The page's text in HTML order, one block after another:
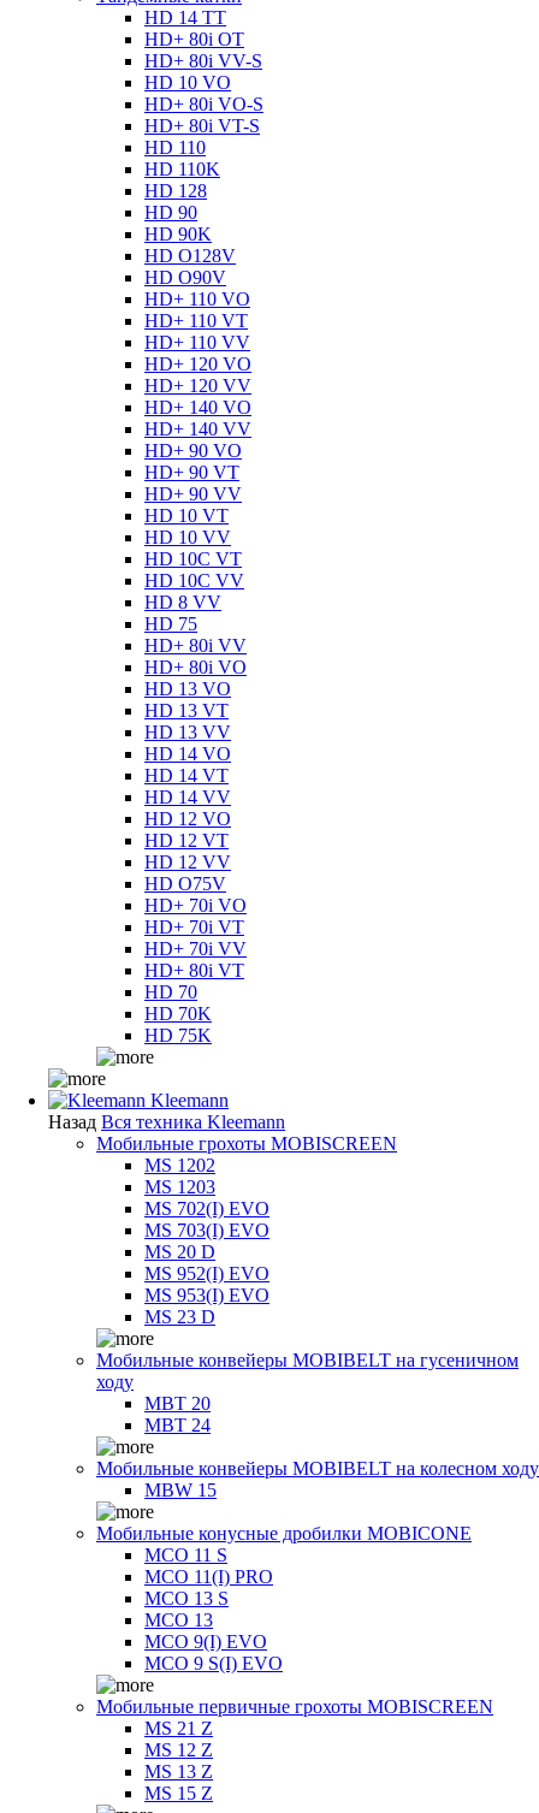
HD 14 TT
HD+ 80i OT
HD+ 80i VV-S
HD 10 VO
HD+ 80i VO-S
HD+ 80i VT-S
HD 110
HD 110K
HD 128
HD 90
HD 90K
HD O128V
HD O90V
HD+ 110 VO
HD+ 110 VT
HD+ 110 VV
HD+ 120 VO
HD+ 120 VV
HD+ 140 VO
HD+ 140 VV
HD+ 90 VO
HD+ 90 VT
HD+ 90 VV
HD 10 VT
HD 10 VV
HD 10C VT
HD 10C VV
HD 8 VV
HD 75
HD+ 80i VV
HD+ 80i VO
HD 13 VO
HD 13 VT
HD 13 VV
HD 14 VO
HD 14 VT
HD 14 VV
HD 12 VO
HD 12 VT
HD 12 VV
HD O75V
HD+ 70i VO
HD+ 70i VT
HD+ 70i VV
HD+ 80i VT
HD 70
HD 70K
HD 75K
Kleemann
Назад Вся техника Kleemann
Мобильные грохоты MOBISCREEN
MS 1202
MS 1203
MS 702(I) EVO
MS 703(I) EVO
MS 20 D
MS 952(I) EVO
MS 953(I) EVO
MS 23 D
Мобильные конвейеры MOBIBELT на гусеничном
ходу
MBT 20
MBT 24
Мобильные конвейеры MOBIBELT на колесном ходу
MBW 15
Мобильные конусные дробилки MOBICONE
MCO 11 S
MCO 11(I) PRO
MCO 13 S
MCO 13
MCO 9(I) EVO
MCO 9 S(I) EVO
Мобильные первичные грохоты MOBISCREEN
MS 21 Z
MS 12 Z
MS 13 Z
MS 15 Z